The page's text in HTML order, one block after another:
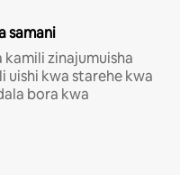
samani
zinajumuisha
uishi kwa starehe kwa
bora kwa